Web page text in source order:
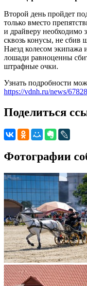
Второй день пройдет
только вместо
и драйверу необходимо
сквозь конусы, не сбив
Наезд колесом экипажа
лошади равноценны
штрафные очки.
Узнать подробности
https://vdnh.ru/news/
Поделиться
Фотографии